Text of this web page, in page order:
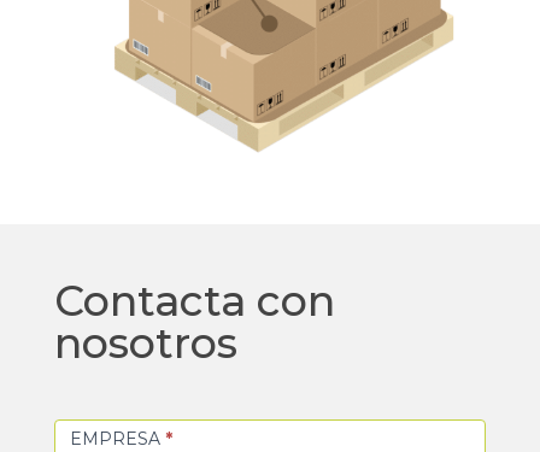
con
nosotros
Contacta con
nosotros
EMPRESA *